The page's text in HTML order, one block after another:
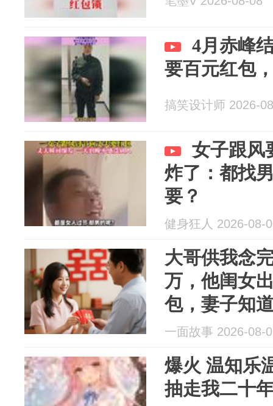
4月赤峰
要百元红包
搞笑设计师 2026-
女子跟风
炸了：都找
要？
健身狂人 2026-08-
大哥供我念
万，他闺女
包，妻子知
转了30万，
50万全退了
一面故事 2026-08-
爆火 温知乐
抽走我二十